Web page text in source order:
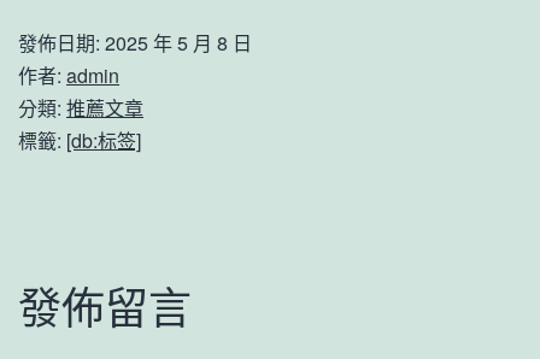
發佈日期: 2025 年 5 月 8 日
作者: admin
分類: 推薦文章
標籤: [db:标签]
發佈留言